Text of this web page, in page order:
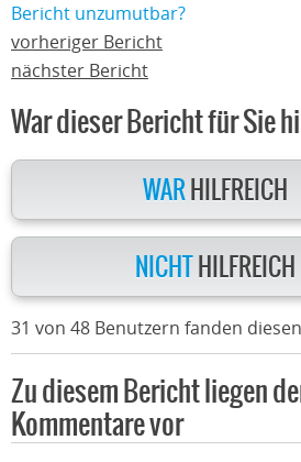
Bericht unzumutbar?
vorheriger Bericht
nächster Bericht
War dieser Bericht für Sie
WAR HILFREICH
NICHT HILFREICH
31 von 48 Benutzern fanden
Zu diesem Bericht liegen
Kommentare vor